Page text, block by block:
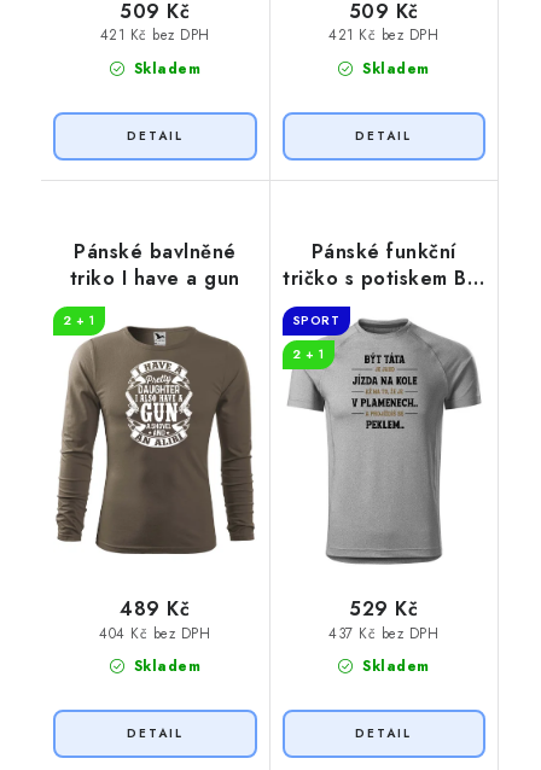
Skladem
421 Kč bez DPH
509 Kč
Skladem
421 Kč bez DPH
509 Kč
Pánské bavlněné
triko I have a gun
2 + 1
Skladem
404 Kč bez DPH
489 Kč
Pánské funkční
tričko s potiskem Být
SPORT
2 + 1
Skladem
437 Kč bez DPH
529 Kč